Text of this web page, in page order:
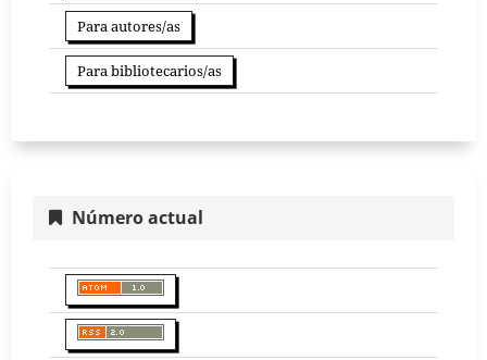
Para autores/as
Para bibliotecarios/as
Número actual